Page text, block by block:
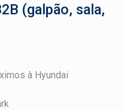
(galpão, sala,
à Hyundai